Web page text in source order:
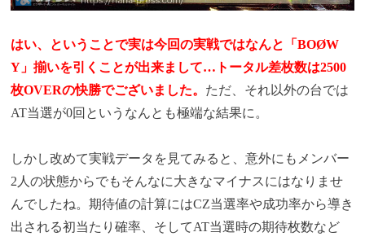
はい、ということで実は今回の実戦ではなんと「BOØW
Y」揃いを引くことが出来まして…トータル差枚数は2500
枚OVERの快勝でございました。 ただ、それ以外の台では
AT当選が0回というなんとも極端な結果に。
しかし改めて実戦データを見てみると、意外にもメンバー
2人の状態からでもそんなに大きなマイナスにはなりませ
んでしたね。期待値の計算にはCZ当選率や成功率から導き
出される初当たり確率、そしてAT当選時の期待枚数など